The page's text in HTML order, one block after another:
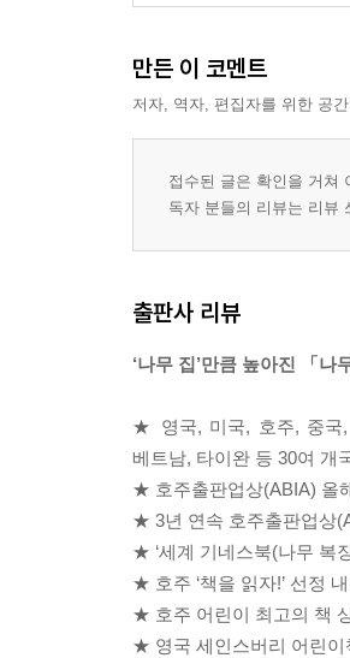
만든 이 코멘트
저자, 역자, 편집자를 위한 공
접수된 글은 확인을 거쳐
독자 분들의 리뷰는 리뷰
출판사 리뷰
‘나무 집’만큼 높아진 「나
★ 영국, 미국, 호주, 중국,
베트남, 타이완 등 30여 개
★ 호주출판업상(ABIA) 올
★ 3년 연속 호주출판업상
★ ‘세계 기네스북(나무 복
★ 호주 ‘책을 읽자!’ 선정
★ 호주 어린이 최고의 책
★ 영국 세인스버리 어린